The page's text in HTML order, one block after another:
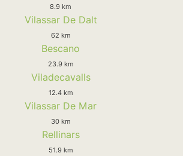
8.9 km
Vilassar De Dalt
62 km
Bescano
23.9 km
Viladecavalls
12.4 km
Vilassar De Mar
30 km
Rellinars
51.9 km